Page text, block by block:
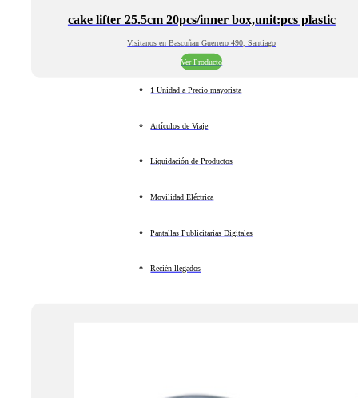
cake lifter 25.5cm 20pcs/inner box,unit:pcs plastic
Visitanos en Bascuñan Guerrero 490, Santiago
Ver Producto
1 Unidad a Precio mayorista
Artículos de Viaje
Liquidación de Productos
Movilidad Eléctrica
Pantallas Publicitarias Digitales
Recién llegados